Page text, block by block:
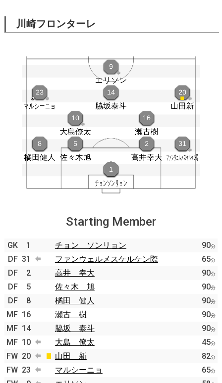
川崎フロンターレ
Starting Member
GK 1 チョン ソンリョン 90分
DF 31 ファンウェルメスケルケン際 65分
DF 2 高井 幸大 90分
DF 5 佐々木 旭 90分
DF 8 橘田 健人 90分
MF 16 瀬古 樹 90分
MF 14 脇坂 泰斗 90分
MF 10 大島 僚太 45分
FW 20 山田 新 82分
FW 23 マルシーニョ 65分